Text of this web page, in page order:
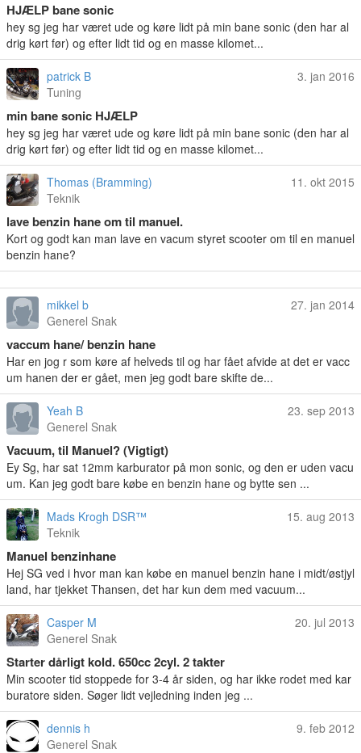
HJÆLP bane sonic
hey sg jeg har været ude og køre lidt på min bane sonic (den har al
drig kørt før) og efter lidt tid og en masse kilomet...
patrick B
Tuning
3. jan 2016
min bane sonic HJÆLP
hey sg jeg har været ude og køre lidt på min bane sonic (den har al
drig kørt før) og efter lidt tid og en masse kilomet...
Thomas (Bramming)
Teknik
11. okt 2015
lave benzin hane om til manuel.
Kort og godt kan man lave en vacum styret scooter om til en manuel
benzin hane?
mikkel b
Generel Snak
27. jan 2014
vaccum hane/ benzin hane
Har en jog r som køre af helveds til og har fået afvide at det er vacc
um hanen der er gået, men jeg godt bare skifte de...
Yeah B
Generel Snak
23. sep 2013
Vacuum, til Manuel? (Vigtigt)
Ey Sg, har sat 12mm karburator på mon sonic, og den er uden vacu
um. Kan jeg godt bare købe en benzin hane og bytte sen ...
Mads Krogh DSR™
Teknik
15. aug 2013
Manuel benzinhane
Hej SG ved i hvor man kan købe en manuel benzin hane i midt/østjyl
land, har tjekket Thansen, det har kun dem med vacuum...
Casper M
Generel Snak
20. jul 2013
Starter dårligt kold. 650cc 2cyl. 2 takter
Min scooter tid stoppede for 3-4 år siden, og har ikke rodet med kar
buratore siden. Søger lidt vejledning inden jeg ...
dennis h
Generel Snak
9. feb 2012